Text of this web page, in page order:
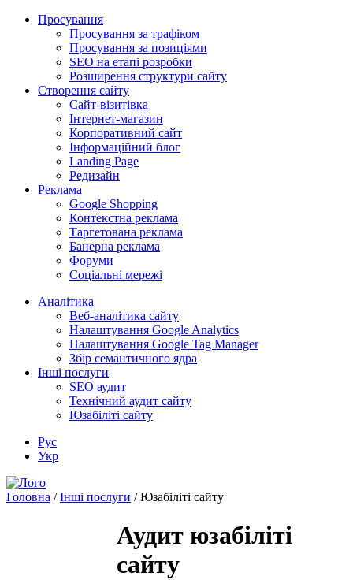
Просування
Просування за трафіком
Просування за позиціями
SEO на етапі розробки
Розширення структури сайту
Створення сайту
Сайт-візитівка
Інтернет-магазин
Корпоративний сайт
Інформаційний блог
Landing Page
Редизайн
Реклама
Google Shopping
Контекстна реклама
Таргетована реклама
Банерна реклама
Форуми
Cоціальні мережі
Аналітика
Веб-аналітика сайту
Налаштування Google Analytics
Налаштування Google Tag Manager
Збір семантичного ядра
Інші послуги
SEO аудит
Технічний аудит сайту
Юзабіліті сайту
Рус
Укр
Головна /Інші послуги /Юзабіліті сайту
Аудит юзабіліті
сайту